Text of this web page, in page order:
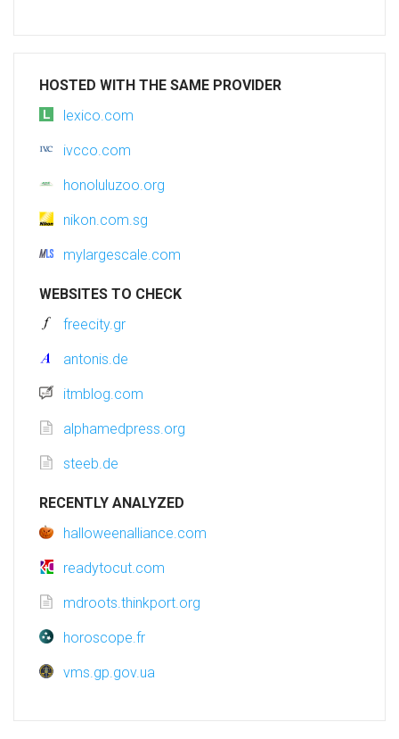
HOSTED WITH THE SAME PROVIDER
lexico.com
ivcco.com
honoluluzoo.org
nikon.com.sg
mylargescale.com
WEBSITES TO CHECK
freecity.gr
antonis.de
itmblog.com
alphamedpress.org
steeb.de
RECENTLY ANALYZED
halloweenalliance.com
readytocut.com
mdroots.thinkport.org
horoscope.fr
vms.gp.gov.ua